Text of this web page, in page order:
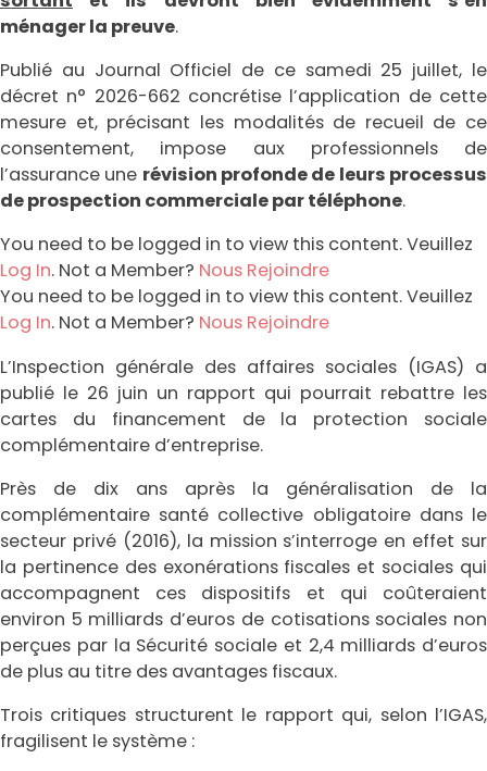
ménager la preuve.
Publié au Journal Officiel de ce samedi 25 juillet, le
décret n° 2026-662 concrétise l’application de cette
mesure et, précisant les modalités de recueil de ce
consentement, impose aux professionnels de
l’assurance une révision profonde de leurs processus
de prospection commerciale par téléphone.
You need to be logged in to view this content. Veuillez
Log In. Not a Member? Nous Rejoindre
You need to be logged in to view this content. Veuillez
Log In. Not a Member? Nous Rejoindre
L’Inspection générale des affaires sociales (IGAS) a
publié le 26 juin un rapport qui pourrait rebattre les
cartes du financement de la protection sociale
complémentaire d’entreprise.
Près de dix ans après la généralisation de la
complémentaire santé collective obligatoire dans le
secteur privé (2016), la mission s’interroge en effet sur
la pertinence des exonérations fiscales et sociales qui
accompagnent ces dispositifs et qui coûteraient
environ 5 milliards d’euros de cotisations sociales non
perçues par la Sécurité sociale et 2,4 milliards d’euros
de plus au titre des avantages fiscaux.
Trois critiques structurent le rapport qui, selon l’IGAS,
fragilisent le système :